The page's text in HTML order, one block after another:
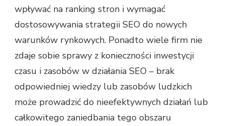
wpływać na ranking stron i wymagać
dostosowywania strategii SEO do nowych
warunków rynkowych. Ponadto wiele firm nie
zdaje sobie sprawy z konieczności inwestycji
czasu i zasobów w działania SEO – brak
odpowiedniej wiedzy lub zasobów ludzkich
może prowadzić do nieefektywnych działań lub
całkowitego zaniedbania tego obszaru